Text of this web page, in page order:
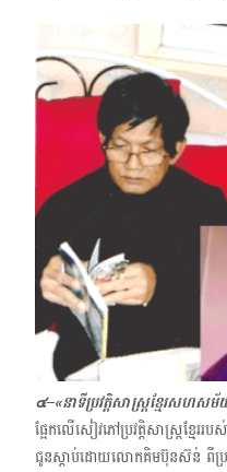
๔–«នាទីប្រវត្តិសាស្ត្រខ្មែរសហ
ផ្អែកលើសៀវភៅប្រវត្តិសាស្ត្រខ្មែរ
ជូនស្ដាប់ដោយលោកគិម​ប៊ុនស៊ន់ ពីប្រ